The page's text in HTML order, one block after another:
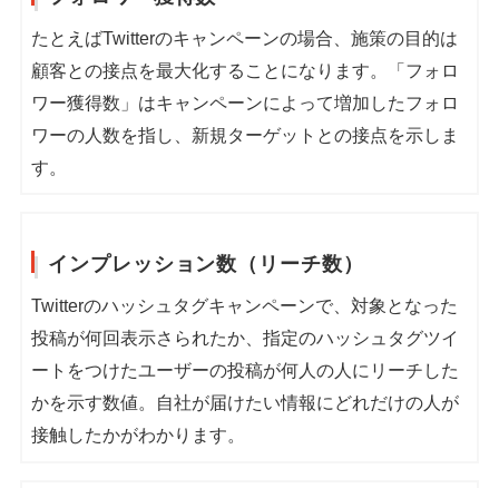
たとえばTwitterのキャンペーンの場合、施策の目的は
顧客との接点を最大化することになります。「フォロ
ワー獲得数」はキャンペーンによって増加したフォロ
ワーの人数を指し、新規ターゲットとの接点を示しま
す。
インプレッション数（リーチ数）
Twitterのハッシュタグキャンペーンで、対象となった
投稿が何回表示さられたか、指定のハッシュタグツイ
ートをつけたユーザーの投稿が何人の人にリーチした
かを示す数値。自社が届けたい情報にどれだけの人が
接触したかがわかります。